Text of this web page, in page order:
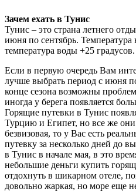
Зачем ехать в Тунис
Тунис – это страна летнего
июня по сентябрь. Температура
температура воды +25 градусов.
Если в первую очередь Вам
лучше выбрать период с июня
конце сезона возможны
иногда у берега появляется
Горящие путевки в Тунис
Турцию и Египет, но все же
безвизовая, то у Вас есть
путевку за несколько дней до
в Тунис в начале мая, в это
небольшие деньги купить
отдохнуть в шикарном отеле,
довольно жаркая, но море еще